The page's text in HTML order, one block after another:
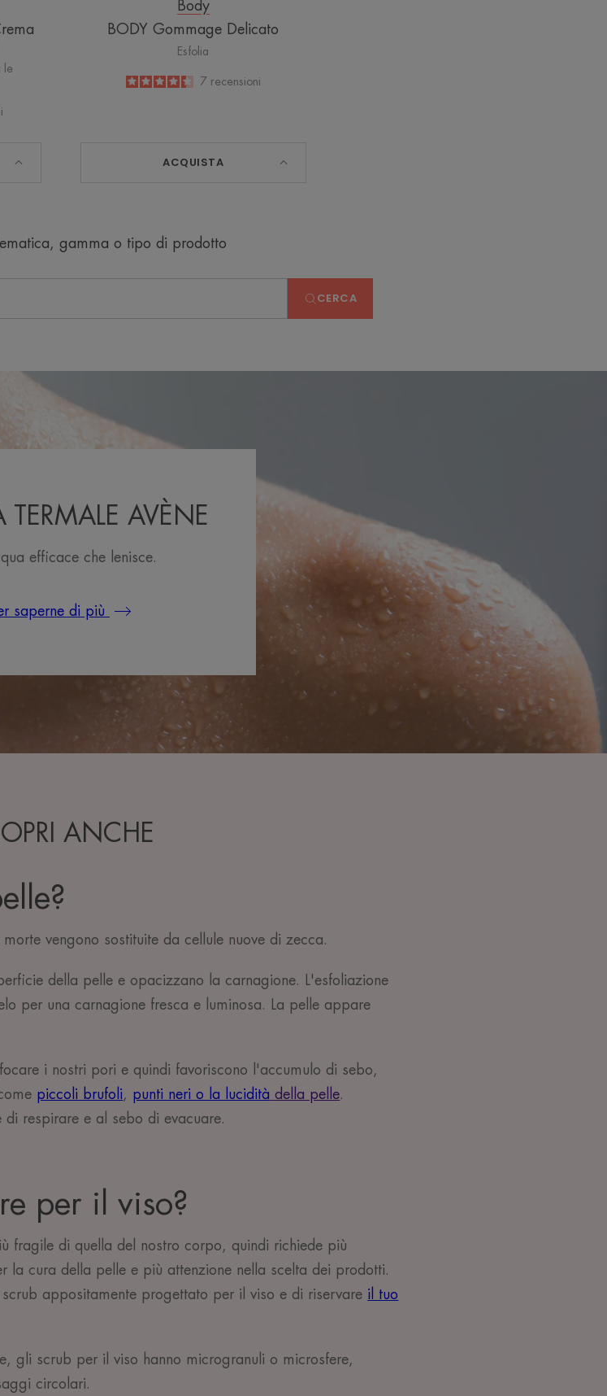
le
Body
BODY Gommage Delicato
Esfolia
4.4
/
5
7 recensioni
ACQUISTA
gamma o tipo di prodotto
CERCA
AVÈNE
efficace che lenisce.
saperne di più
ANCHE
vengono sostituite da cellule nuove di zecca.
della pelle e opacizzano la carnagione. L'esfoliazione
per una carnagione fresca e luminosa. La pelle appare
i nostri pori e quindi favoriscono l'accumulo di sebo,
piccoli brufoli, punti neri o la lucidità della pelle.
respirare e al sebo di evacuare.
per il viso?
fragile di quella del nostro corpo, quindi richiede più
la cura della pelle e più attenzione nella scelta dei prodotti.
appositamente progettato per il viso e di riservare il tuo
gli scrub per il viso hanno microgranuli o microsfere,
circolari.